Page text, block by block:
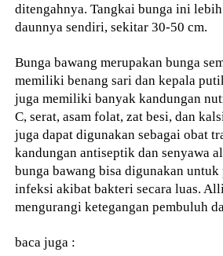
ditengahnya. Tangkai bunga ini
daunnya sendiri, sekitar 30-50 cm.
Bunga bawang merupakan bunga
memiliki benang sari dan kepala
juga memiliki banyak kandungan
C, serat, asam folat, zat besi, dan
juga dapat digunakan sebagai obat
kandungan antiseptik dan senyawa
bunga bawang bisa digunakan
infeksi akibat bakteri secara luas.
mengurangi ketegangan pembuluh
baca juga :